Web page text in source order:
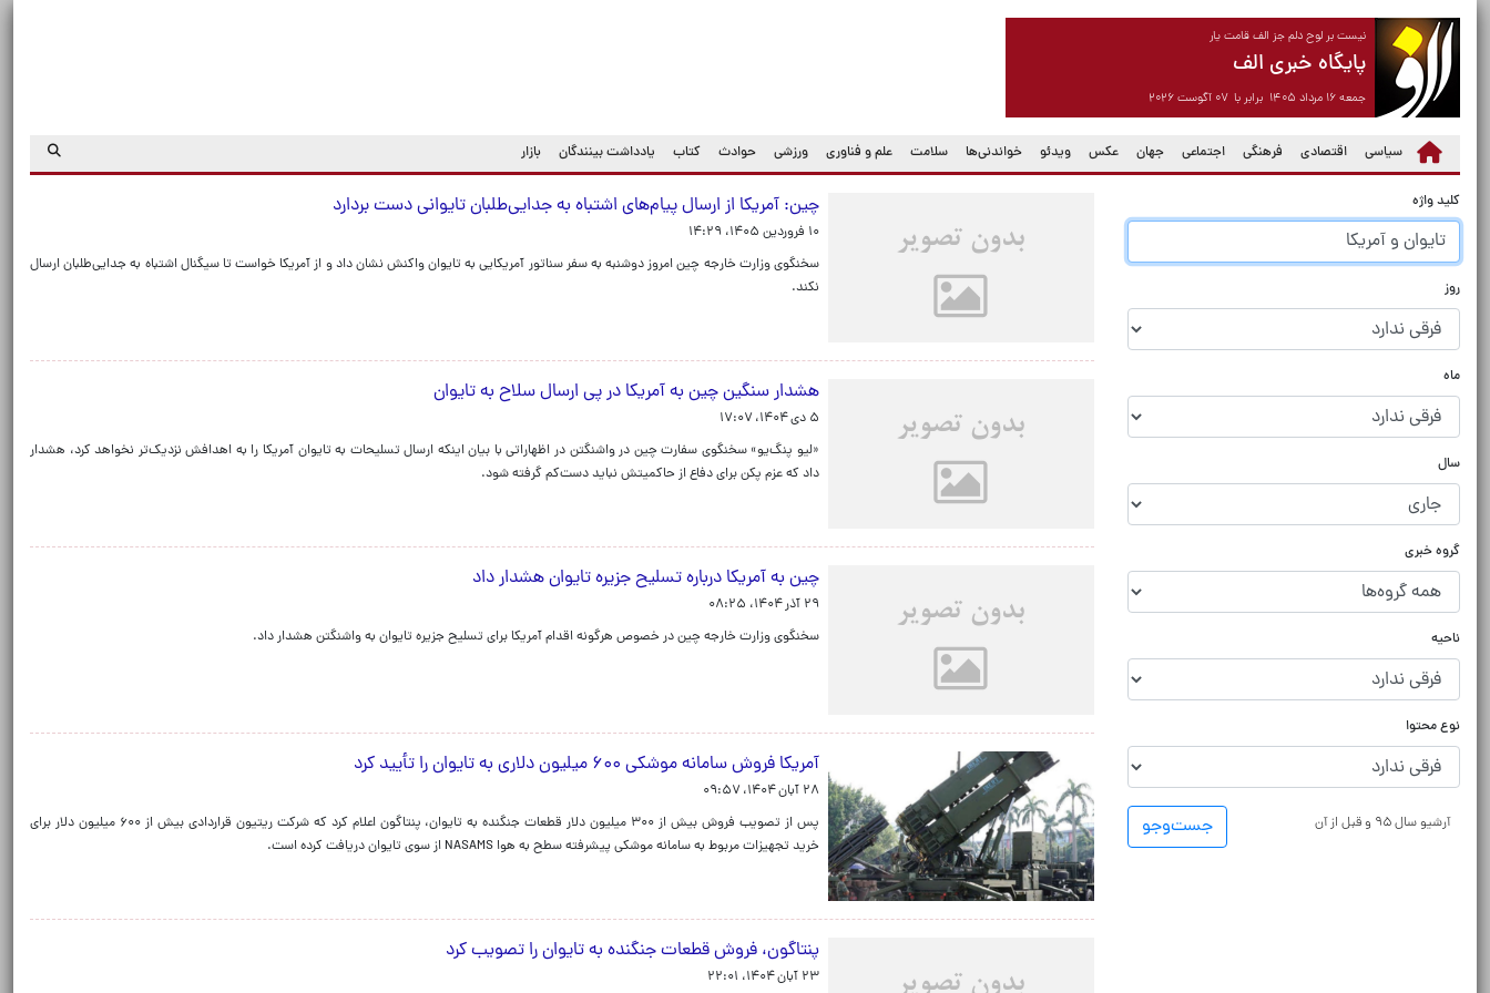
نیست بر لوح دلم جز الف قامت یار
پایگاه خبری الف
جمعه ۱۶ مرداد ۱۴۰۵ برابر با ۰۷ آگوست ۲۰۲۶
سیاسی اقتصادی فرهنگی اجتماعی جهان عکس ویدئو خواندنی‌ها سلامت علم و فناوری ورزشی حوادث کتاب یادداشت بینندگان بازار
کلید واژه
روز
ماه
سال
گروه خبری
ناحیه
نوع محتوا
جست‌و‌جو آرشیو سال ۹۵ و قبل از آن
چین: آمریکا از ارسال پیام‌های اشتباه به جدایی‌طلبان تایوانی دست بردارد
۱۰ فروردین ۱۴۰۵، ۱۴:۲۹
سخنگوی وزارت خارجه چین امروز دوشنبه به سفر سناتور آمریکایی به تایوان واکنش نشان داد و از آمریکا خواست تا سیگنال اشتباه به جدایی‌طلبان ارسال
نکند.
هشدار سنگین چین به آمریکا در پی ارسال سلاح به تایوان
۵ دی ۱۴۰۴، ۱۷:۰۷
«لیو پنگ‌یو» سخنگوی سفارت چین در واشنگتن در اظهاراتی با بیان اینکه ارسال تسلیحات به تایوان آمریکا را به اهدافش نزدیک‌تر نخواهد کرد، هشدار
داد که عزم پکن برای دفاع از حاکمیتش نباید دست‌کم گرفته شود.
چین به آمریکا درباره تسلیح جزیره تایوان هشدار داد
۲۹ آذر ۱۴۰۴، ۰۸:۲۵
سخنگوی وزارت خارجه چین در خصوص هرگونه اقدام آمریکا برای تسلیح جزیره تایوان به واشنگتن هشدار داد.
آمریکا فروش سامانه موشکی ۶۰۰ میلیون دلاری به تایوان را تأیید کرد
۲۸ آبان ۱۴۰۴، ۰۹:۵۷
پس از تصویب فروش بیش از ۳۰۰ میلیون دلار قطعات جنگنده به تایوان، پنتاگون اعلام کرد که شرکت ریتیون قراردادی بیش از ۶۰۰ میلیون دلار برای
خرید تجهیزات مربوط به سامانه موشکی پیشرفته سطح‌ به‌ هوا NASAMS از سوی تایوان دریافت کرده است.
پنتاگون، فروش قطعات جنگنده به تایوان را تصویب کرد
۲۳ آبان ۱۴۰۴، ۲۲:۰۱